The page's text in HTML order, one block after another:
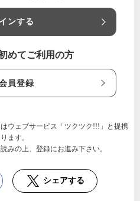
ンする
めてご利用の方
員登録
ウェブサービス「ツクツク!!!」と提携
ます。
みの上、登録にお進み下さい。
シェアする